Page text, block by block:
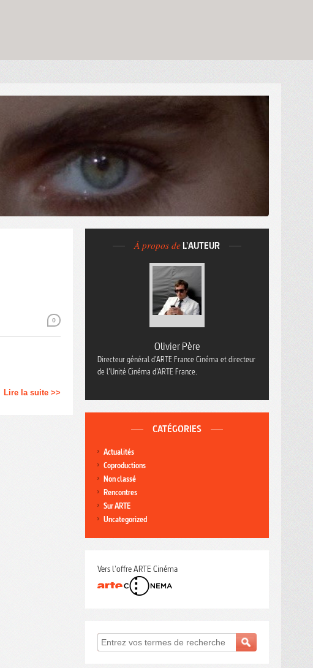
0
Lire la suite >>
À propos de L'AUTEUR
Olivier Père
Directeur général d’ARTE France Cinéma et directeur
de l’Unité Cinéma d’ARTE France.
CATÉGORIES
Actualités
Coproductions
Non classé
Rencontres
Sur ARTE
Uncategorized
Vers l'offre ARTE Cinéma